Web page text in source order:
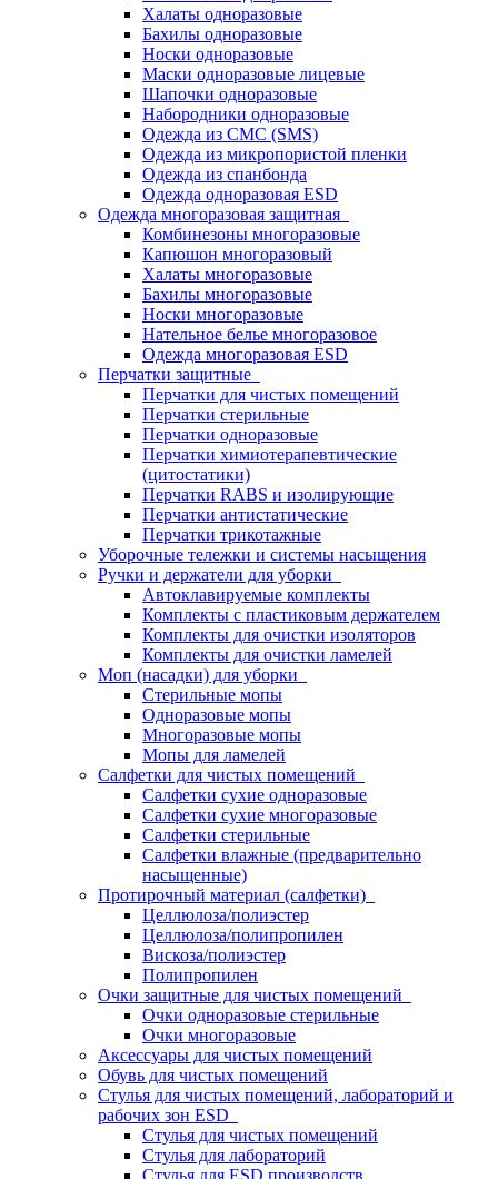
Халаты одноразовые
Бахилы одноразовые
Носки одноразовые
Маски одноразовые лицевые
Шапочки одноразовые
Набородники одноразовые
Одежда из СМС (SMS)
Одежда из микропористой пленки
Одежда из спанбонда
Одежда одноразовая ESD
Одежда многоразовая защитная
Комбинезоны многоразовые
Капюшон многоразовый
Халаты многоразовые
Бахилы многоразовые
Носки многоразовые
Нательное белье многоразовое
Одежда многоразовая ESD
Перчатки защитные
Перчатки для чистых помещений
Перчатки стерильные
Перчатки одноразовые
Перчатки химиотерапевтические
(цитостатики)
Перчатки RABS и изолирующие
Перчатки антистатические
Перчатки трикотажные
Уборочные тележки и системы насыщения
Ручки и держатели для уборки
Автоклавируемые комплекты
Комплекты с пластиковым держателем
Комплекты для очистки изоляторов
Комплекты для очистки ламелей
Моп (насадки) для уборки
Стерильные мопы
Одноразовые мопы
Многоразовые мопы
Мопы для ламелей
Салфетки для чистых помещений
Салфетки сухие одноразовые
Салфетки сухие многоразовые
Салфетки стерильные
Салфетки влажные (предварительно
насыщенные)
Протирочный материал (салфетки)
Целлюлоза/полиэстер
Целлюлоза/полипропилен
Вискоза/полиэстер
Полипропилен
Очки защитные для чистых помещений
Очки одноразовые стерильные
Очки многоразовые
Аксессуары для чистых помещений
Обувь для чистых помещений
Стулья для чистых помещений, лабораторий и
рабочих зон ESD
Стулья для чистых помещений
Стулья для лабораторий